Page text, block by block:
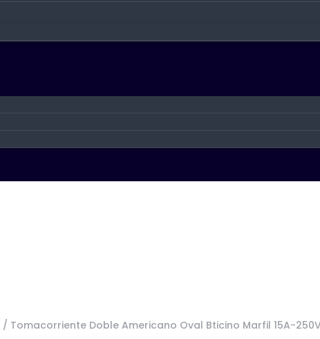
/ Tomacorriente Doble Americano Oval Bticino Marfil 15A-